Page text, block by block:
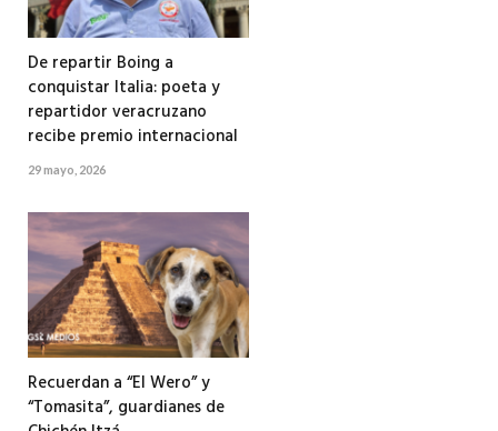
De repartir Boing a
conquistar Italia: poeta y
repartidor veracruzano
recibe premio internacional
29 mayo, 2026
Recuerdan a “El Wero” y
“Tomasita”, guardianes de